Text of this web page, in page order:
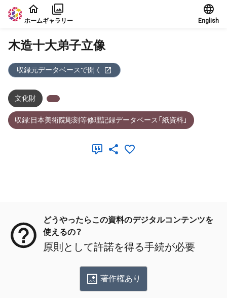
本文に飛ぶ
ホームギャラリー English
木造十大弟子立像
収録元データベースで開く
文化財
収録:日本美術院彫刻等修理記録データベース「紙資料」
どうやったらこの資料のデジタルコンテンツを
使えるの？
原則として許諾を得る手続が必要
著作権あり